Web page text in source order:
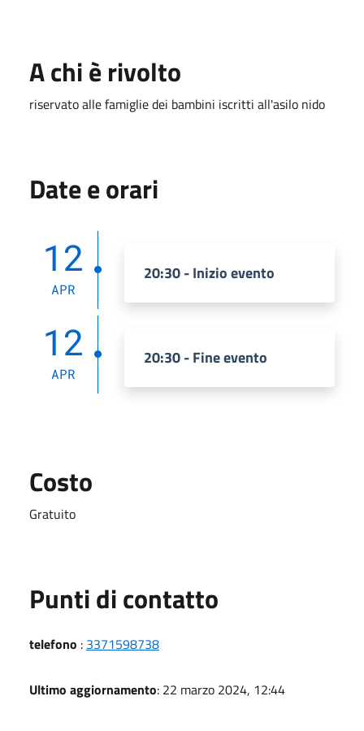
A chi è rivolto
riservato alle famiglie dei bambini iscritti all'asilo nido
Date e orari
12
APR
20:30 - Inizio evento
12
APR
20:30 - Fine evento
Costo
Gratuito
Punti di contatto
telefono : 3371598738
Ultimo aggiornamento: 22 marzo 2024, 12:44